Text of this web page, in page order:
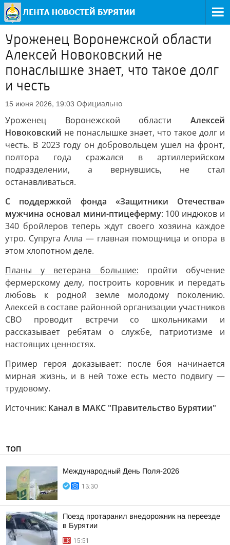
Уроженец Воронежской области
Алексей Новоковский не
понаслышке знает, что такое долг
и честь
15 июня 2026, 19:03 Официально
Уроженец Воронежской области Алексей
Новоковский не понаслышке знает, что такое долг и
честь. В 2023 году он добровольцем ушел на фронт,
полтора года сражался в артиллерийском
подразделении, а вернувшись, не стал
останавливаться.
С поддержкой фонда «Защитники Отечества»
мужчина основал мини-птицеферму: 100 индюков и
340 бройлеров теперь ждут своего хозяина каждое
утро. Супруга Алла — главная помощница и опора в
этом хлопотном деле.
Планы у ветерана большие: пройти обучение
фермерскому делу, построить коровник и передать
любовь к родной земле молодому поколению.
Алексей в составе районной организации участников
СВО проводит встречи со школьниками и
рассказывает ребятам о службе, патриотизме и
настоящих ценностях.
Пример героя доказывает: после боя начинается
мирная жизнь, и в ней тоже есть место подвигу —
трудовому.
Источник: Канал в МАКС "Правительство Бурятии"
ТОП
Международный День Поля-2026
13:30
Поезд протаранил внедорожник на переезде
в Бурятии
15:51